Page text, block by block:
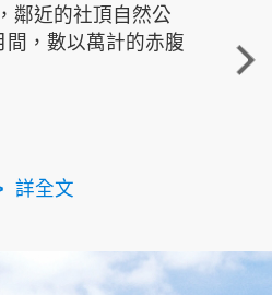
鄰近的社頂自然公
間，數以萬計的赤腹
詳全文
重
走進